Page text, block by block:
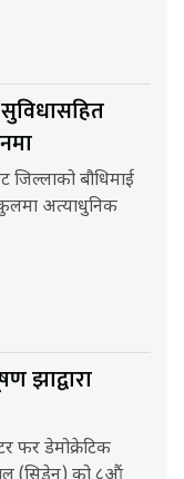
जिल्लाको बौधिमाई
अत्याधुनिक
झाद्वारा
फर डेमोक्रेटिक